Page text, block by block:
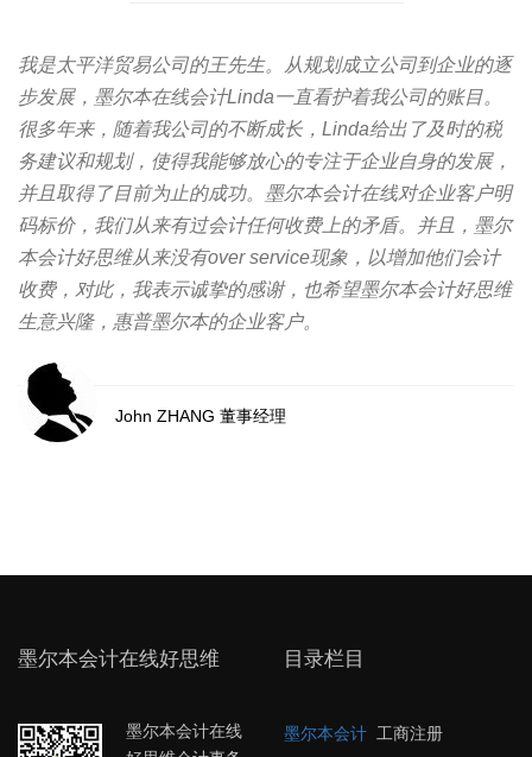
我是太平洋贸易公司的王先生。从规划成立公司到企业的逐
步发展，墨尔本在线会计Linda一直看护着我公司的账目。
很多年来，随着我公司的不断成长，Linda给出了及时的税
务建议和规划，使得我能够放心的专注于企业自身的发展，
并且取得了目前为止的成功。墨尔本会计在线对企业客户明
码标价，我们从来有过会计任何收费上的矛盾。并且，墨尔
本会计好思维从来没有over service现象，以增加他们会计
收费，对此，我表示诚挚的感谢，也希望墨尔本会计好思维
生意兴隆，惠普墨尔本的企业客户。
John ZHANG 董事经理
墨尔本会计在线好思维
墨尔本会计在线
目录栏目
墨尔本会计 工商注册